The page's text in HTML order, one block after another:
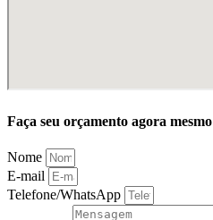
Faça seu orçamento agora mesmo
Nome
E-mail
Telefone/WhatsApp